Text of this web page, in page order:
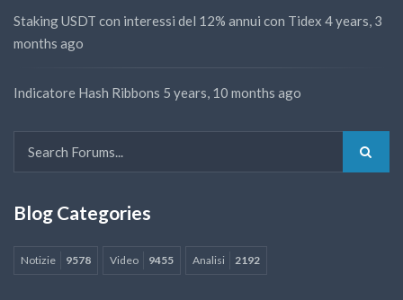
Staking USDT con interessi del 12% annui con Tidex 4 years, 3
months ago
Indicatore Hash Ribbons 5 years, 10 months ago
Blog Categories
Notizie 9578 Video 9455 Analisi 2192